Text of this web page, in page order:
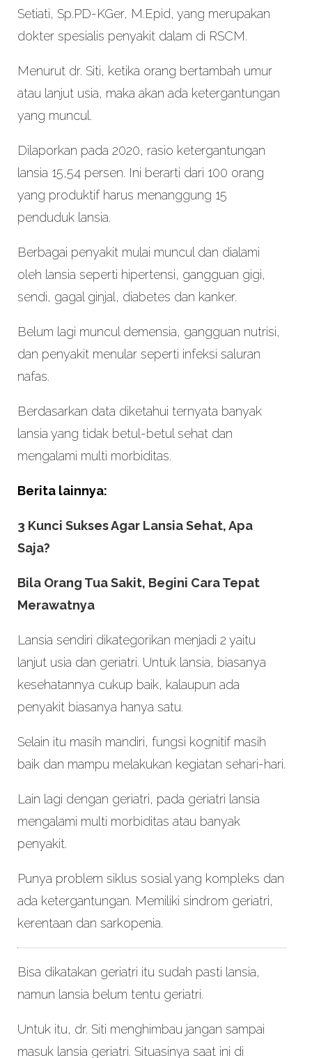
Setiati, Sp.PD-KGer, M.Epid, yang merupakan
dokter spesialis penyakit dalam di RSCM.
Menurut dr. Siti, ketika orang bertambah umur
atau lanjut usia, maka akan ada ketergantungan
yang muncul.
Dilaporkan pada 2020, rasio ketergantungan
lansia 15,54 persen. Ini berarti dari 100 orang
yang produktif harus menanggung 15
penduduk lansia.
Berbagai penyakit mulai muncul dan dialami
oleh lansia seperti hipertensi, gangguan gigi,
sendi, gagal ginjal, diabetes dan kanker.
Belum lagi muncul demensia, gangguan nutrisi,
dan penyakit menular seperti infeksi saluran
nafas.
Berdasarkan data diketahui ternyata banyak
lansia yang tidak betul-betul sehat dan
mengalami multi morbiditas.
Berita lainnya:
3 Kunci Sukses Agar Lansia Sehat, Apa
Saja?
Bila Orang Tua Sakit, Begini Cara Tepat
Merawatnya
Lansia sendiri dikategorikan menjadi 2 yaitu
lanjut usia dan geriatri. Untuk lansia, biasanya
kesehatannya cukup baik, kalaupun ada
penyakit biasanya hanya satu.
Selain itu masih mandiri, fungsi kognitif masih
baik dan mampu melakukan kegiatan sehari-hari.
Lain lagi dengan geriatri, pada geriatri lansia
mengalami multi morbiditas atau banyak
penyakit.
Punya problem siklus sosial yang kompleks dan
ada ketergantungan. Memiliki sindrom geriatri,
kerentaan dan sarkopenia.
Bisa dikatakan geriatri itu sudah pasti lansia,
namun lansia belum tentu geriatri.
Untuk itu, dr. Siti menghimbau jangan sampai
masuk lansia geriatri. Situasinya saat ini di